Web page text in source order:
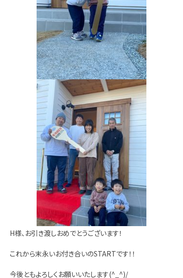
H様、お引き渡しおめでとうございます！
これから末永いお付き合いのSTARTです！！
今後ともよろしくお願いいたします(^_^)/